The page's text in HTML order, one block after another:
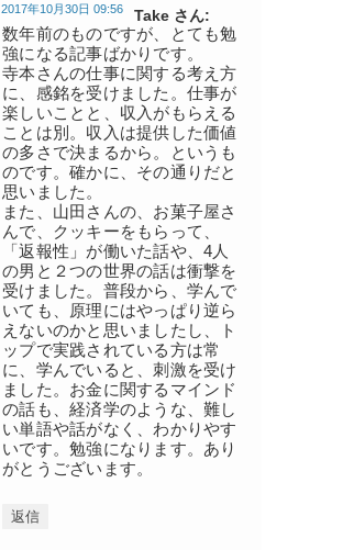
Take さん:
2017年10月30日 09:56
数年前のものですが、とても勉
強になる記事ばかりです。
寺本さんの仕事に関する考え方
に、感銘を受けました。仕事が
楽しいことと、収入がもらえる
ことは別。収入は提供した価値
の多さで決まるから。というも
のです。確かに、その通りだと
思いました。
また、山田さんの、お菓子屋さ
んで、クッキーをもらって、
「返報性」が働いた話や、4人
の男と２つの世界の話は衝撃を
受けました。普段から、学んで
いても、原理にはやっぱり逆ら
えないのかと思いましたし、ト
ップで実践されている方は常
に、学んでいると、刺激を受け
ました。お金に関するマインド
の話も、経済学のような、難し
い単語や話がなく、わかりやす
いです。勉強になります。あり
がとうございます。
返信